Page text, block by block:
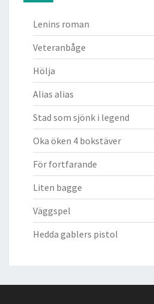
Lenins roman
Veteranbåge
Hölja
Alias alias
Stad som sjönk i legend
Oka öken 4 bokstäver
För fortfarande
Liten bagge
Väggspel
Hedda gablers pistol